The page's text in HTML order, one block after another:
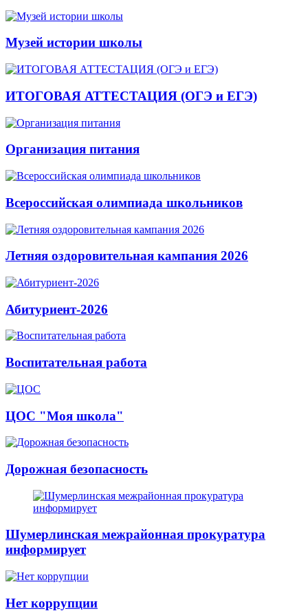
Музей истории школы
ИТОГОВАЯ АТТЕСТАЦИЯ (ОГЭ и ЕГЭ)
Организация питания
Всероссийская олимпиада школьников
Летняя оздоровительная кампания 2026
Абитуриент-2026
Воспитательная работа
ЦОС "Моя школа"
Дорожная безопасность
Шумерлинская межрайонная прокуратура
информирует
Нет коррупции